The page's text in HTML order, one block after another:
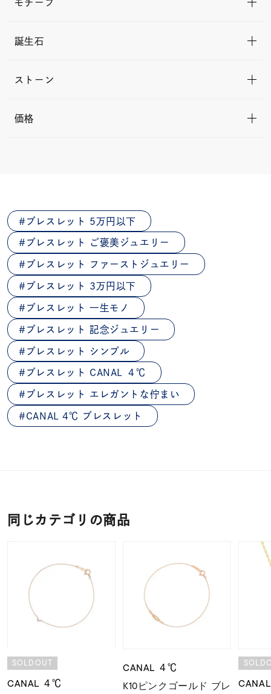
モチーフ
誕生石
ストーン
価格
ブレスレット 5万円以下
ブレスレット ご褒美ジュエリー
ブレスレット ファーストジュエリー
ブレスレット 3万円以下
ブレスレット 一生モノ
ブレスレット 記念ジュエリー
ブレスレット シンプル
ブレスレット CANAL ４℃
ブレスレット エレガントな佇まい
CANAL 4℃ ブレスレット
同じカテゴリの商品
SOLDOUT
CANAL ４℃
CANAL ４℃
K10ピンクゴールド ブレ